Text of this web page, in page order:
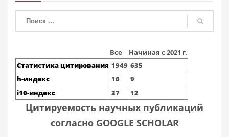
Все
Начиная с 2021 г.
Статистика цитирования 1949 635
h-индекс
16
9
i10-индекс
37 12
Цитируемость научных публикаций
согласно GOOGLE SCHOLAR